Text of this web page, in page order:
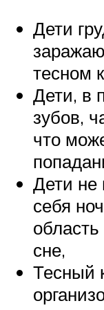
Дети
тесном
Дети, в
зубов,
что
Дети не
себя
сне,
Тесный